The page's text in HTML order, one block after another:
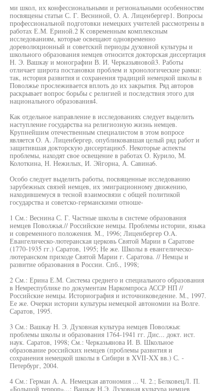
ми школ, их конфессиональными и региональными особенностям
посвящены статьи С. Г. Весниной, О. А. Лиценбергер1. Вопросы
профессиональной подготовки немецких учителей рассмотрены в
работах Е.М. Ериной.2 К современным комплексным
исследованиям, которые освещают одновременно
дореволюционный и советский периоды духовной культуры и
школьного образования немцев относится докторская диссертация
Н. Э. Вашкау и монографии В. И. Черказьяновой3. Работы
отличает широта постановки проблем и хронологические рамки:
так, история развития и сохранения традиций немецкой школы в
Поволжье прослеживается вплоть до их закрытия. Ряд авторов
раскрывает вопрос борьбы с религией и последствия этого для
национального образования4.
Как отдельное направление в исследованиях следует выделить
наступление государства на религиозную жизнь немцев.
Крупнейшим отечественным специалистом в этом вопросе
является О. А. Лиценбергер, опубликовавшая целый ряд работ и
защитившая докторскую диссертацию5. Некоторые аспекты
проблемы, находят свое освещение в работах О. Курило, М.
Колоткина, Н. Нежилых, И. Эйгорна, А. Савина6.
Особо следует выделить работы, посвященные исследованию
зарубежных связей немцев, их эмиграционному движению,
находившемуся в тесной взаимосвязи с общей политикой
государства и советско-германскими отноше-
1 См.: Веснина С. Г. Частные школы в системе образования
немцев Поволжья.// Российские немцы. Проблемы истории, языка
и современного положения. М., 1996; Лиценбергер O.A.
Евангелическо-лютеранская церковь Святой Марии в Саратове
(1770-1935 гг.) Саратов, 1995; Не же. Школы в евангелическо-
лютеранском приходе Святой Марии г. Саратова. // Немцы и
развитие образования в России. Спб., 1998;
2 См.: Ерина Е.М. Система среднего и специального образования
в Немреспублике по документам Наркомпроса АССР НП //
Российские немцы. Историография и источниковедение. М., 1997.
Ее же. Очерки истории культуры немецкой автономии на Волге.
Саратов, 1995.
3 См.: Вашкау Н. Э. Духовная культура немцев Поволжья:
проблемы школы и образования 1764-1941 гг. Дис... докт. ист.
наук. Саратов, 1998; См.: Черказьянова И. В. Школьное
образование российских немцев (проблемы развития и
сохранения немецкой школы в Сибири в XVII-XX вв.) С. -
Петербург, 2004.
4 См.: Герман А. А. Немецкая автономия ... Ч. 2.; БелковецЛ. П.
«Большой террор»...; Вашкау Н.Э. Духовная культура немцев